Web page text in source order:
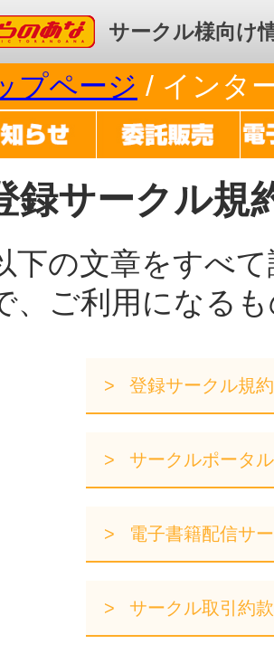
クとらのあな サークル様向け
プページ / インタ
録サークル規
下の文章をすべ
、ご利用になる
登録サークル規約
サークルポータ
電子書籍配信サ
サークル取引約款